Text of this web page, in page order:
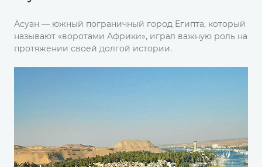
Асуан — южный пограничный город Египта, который
называют «воротами Африки», играл важную роль на
протяжении своей долгой истории.